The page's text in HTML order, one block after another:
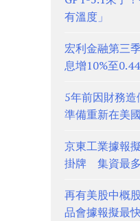
有溫度」
宏利金融第三
息增10%至
5年前因財務
準備重新在美
京東工業據報
掛牌 集資最
再有美股中概
品會據報擬最